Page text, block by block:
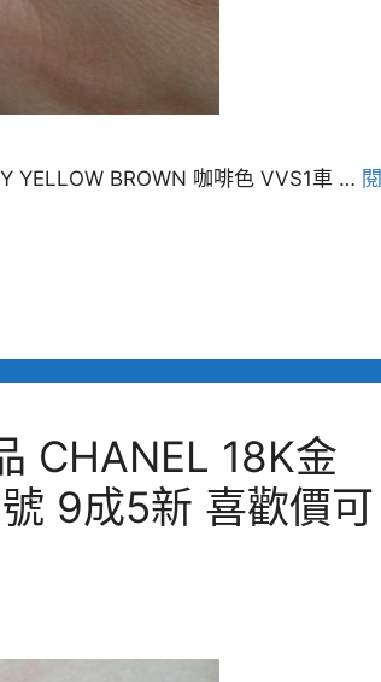
YELLOW BROWN 咖啡色 VVS1車 … 閱
CHANEL 18K金
9成5新 喜歡價可